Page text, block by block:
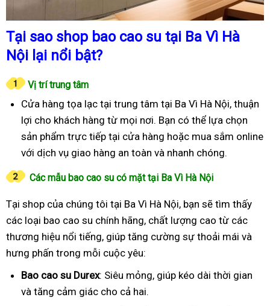
Tại sao shop bao cao su tại Ba Vì Hà
Nội lại nổi bật?
Vị trí trung tâm
Cửa hàng tọa lạc tại trung tâm tại Ba Vì Hà Nội, thuận
lợi cho khách hàng từ mọi nơi. Bạn có thể lựa chọn
sản phẩm trực tiếp tại cửa hàng hoặc mua sắm online
với dịch vụ giao hàng an toàn và nhanh chóng.
Các mẫu bao cao su có mặt tại Ba Vì Hà Nội
Tại shop của chúng tôi tại Ba Vì Hà Nội, bạn sẽ tìm thấy
các loại bao cao su chính hãng, chất lượng cao từ các
thương hiệu nổi tiếng, giúp tăng cường sự thoải mái và
hưng phấn trong mỗi cuộc yêu:
Bao cao su Durex: Siêu mỏng, giúp kéo dài thời gian
và tăng cảm giác cho cả hai.